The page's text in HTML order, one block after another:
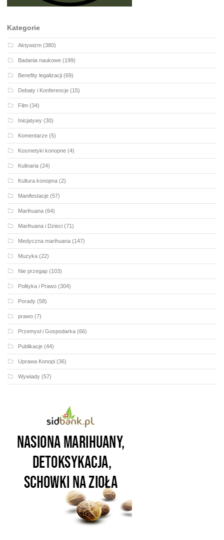
Kategorie
Aktywizm (380)
Badania naukowe (199)
Benefity legalizacji (69)
Debaty i Konferencje (15)
Film (34)
Inicjatywy (30)
Komentarze (5)
Kosmetyki konopne (4)
Kulinaria (24)
Kultura konopna (2)
Manifestacje (57)
Marihuana (64)
Marihuana i Dzieci (71)
Medyczna marihuana (147)
Muzyka (22)
Nie przegap (103)
Polityka i Prawo (304)
Porady (58)
prawo (7)
Przemysł i Gospodarka (66)
Publikacje (44)
Uprawa Konopi (36)
Wywiady (57)